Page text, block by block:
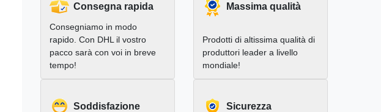
Consegna rapida
Consegniamo in modo
rapido. Con DHL il vostro
pacco sarà con voi in breve
tempo!
Massima qualità
Prodotti di altissima qualità di
produttori leader a livello
mondiale!
Soddisfazione Sicurezza